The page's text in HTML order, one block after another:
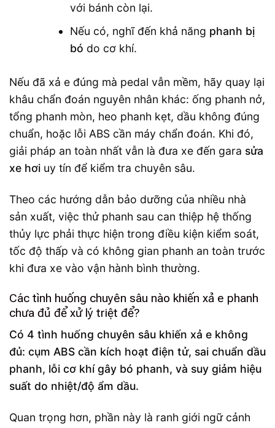
với bánh còn lại.
Nếu có, nghĩ đến khả năng phanh bị
bó do cơ khí.
Nếu đã xả e đúng mà pedal vẫn mềm, hãy quay lại
khâu chẩn đoán nguyên nhân khác: ống phanh nở,
tổng phanh mòn, heo phanh kẹt, dầu không đúng
chuẩn, hoặc lỗi ABS cần máy chẩn đoán. Khi đó,
giải pháp an toàn nhất vẫn là đưa xe đến gara sửa
xe hơi uy tín để kiểm tra chuyên sâu.
Theo các hướng dẫn bảo dưỡng của nhiều nhà
sản xuất, việc thử phanh sau can thiệp hệ thống
thủy lực phải thực hiện trong điều kiện kiểm soát,
tốc độ thấp và có không gian phanh an toàn trước
khi đưa xe vào vận hành bình thường.
Các tình huống chuyên sâu nào khiến xả e phanh
chưa đủ để xử lý triệt để?
Có 4 tình huống chuyên sâu khiến xả e không
đủ: cụm ABS cần kích hoạt điện tử, sai chuẩn dầu
phanh, lỗi cơ khí gây bó phanh, và suy giảm hiệu
suất do nhiệt/độ ẩm dầu.
Quan trọng hơn, phần này là ranh giới ngữ cảnh